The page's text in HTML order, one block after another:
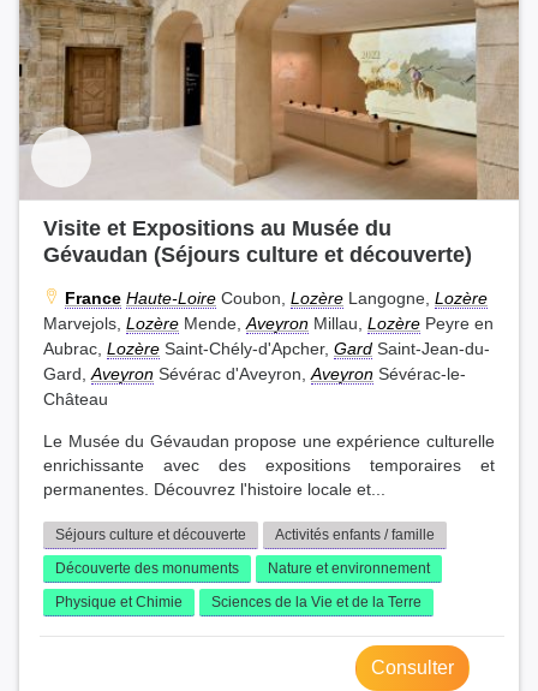
Visite et Expositions au Musée du
Gévaudan (Séjours culture et découverte)
France Haute-Loire Coubon, Lozère Langogne, Lozère
Marvejols, Lozère Mende, Aveyron Millau, Lozère Peyre en
Aubrac, Lozère Saint-Chély-d'Apcher, Gard Saint-Jean-du-
Gard, Aveyron Sévérac d'Aveyron, Aveyron Sévérac-le-
Château
Le Musée du Gévaudan propose une expérience culturelle
enrichissante avec des expositions temporaires et
permanentes. Découvrez l'histoire locale et...
Séjours culture et découverte
Activités enfants / famille
Découverte des monuments
Nature et environnement
Physique et Chimie
Sciences de la Vie et de la Terre
Consulter